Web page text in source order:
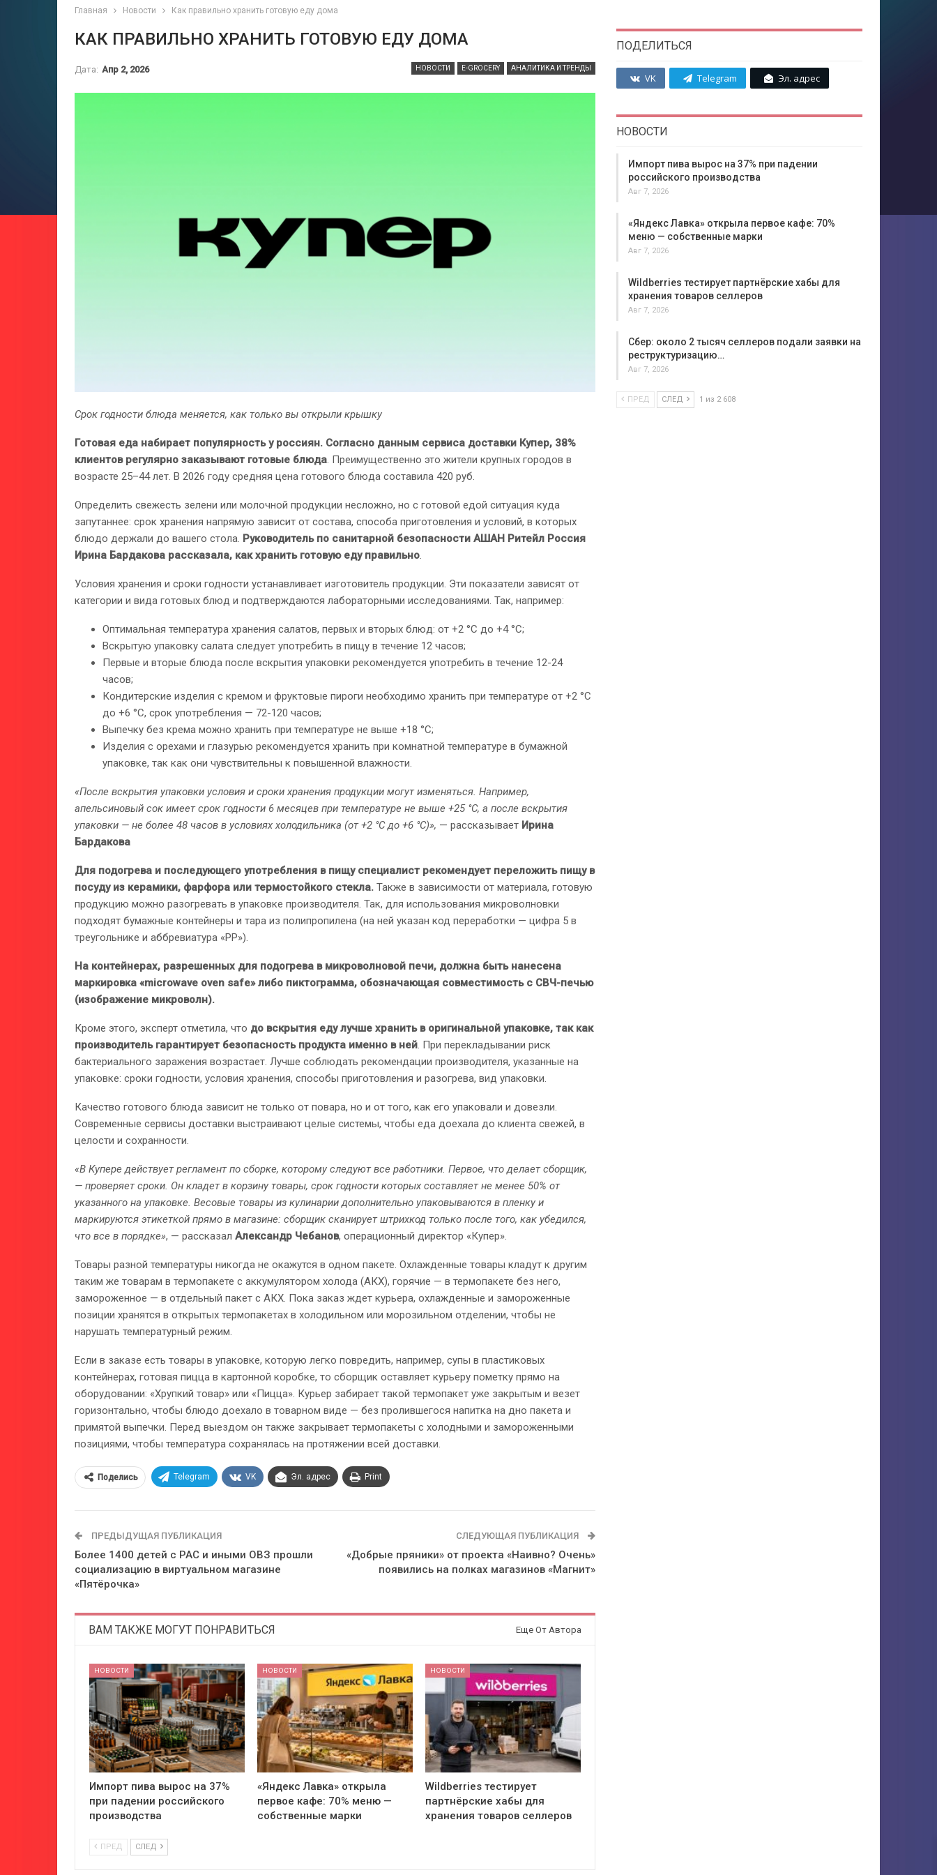
Главная Новости Как правильно хранить готовую еду дома
КАК ПРАВИЛЬНО ХРАНИТЬ ГОТОВУЮ ЕДУ ДОМА
НОВОСТИ E-GROCERY АНАЛИТИКА И ТРЕНДЫ
Дата: Апр 2, 2026
Срок годности блюда меняется, как только вы открыли крышку
Готовая еда набирает популярность у россиян. Согласно данным сервиса доставки Купер, 38%
клиентов регулярно заказывают готовые блюда. Преимущественно это жители крупных городов в
возрасте 25–44 лет. В 2026 году средняя цена готового блюда составила 420 руб.
Определить свежесть зелени или молочной продукции несложно, но с готовой едой ситуация куда
запутаннее: срок хранения напрямую зависит от состава, способа приготовления и условий, в которых
блюдо держали до вашего стола. Руководитель по санитарной безопасности АШАН Ритейл Россия
Ирина Бардакова рассказала, как хранить готовую еду правильно.
Условия хранения и сроки годности устанавливает изготовитель продукции. Эти показатели зависят от
категории и вида готовых блюд и подтверждаются лабораторными исследованиями. Так, например:
Оптимальная температура хранения салатов, первых и вторых блюд: от +2 °C до +4 °C;
Вскрытую упаковку салата следует употребить в пищу в течение 12 часов;
Первые и вторые блюда после вскрытия упаковки рекомендуется употребить в течение 12-24
часов;
Кондитерские изделия с кремом и фруктовые пироги необходимо хранить при температуре от +2 °C
до +6 °C, срок употребления — 72-120 часов;
Выпечку без крема можно хранить при температуре не выше +18 °C;
Изделия с орехами и глазурью рекомендуется хранить при комнатной температуре в бумажной
упаковке, так как они чувствительны к повышенной влажности.
«После вскрытия упаковки условия и сроки хранения продукции могут изменяться. Например,
апельсиновый сок имеет срок годности 6 месяцев при температуре не выше +25 °C, а после вскрытия
упаковки — не более 48 часов в условиях холодильника (от +2 °C до +6 °C)», — рассказывает Ирина
Бардакова
Для подогрева и последующего употребления в пищу специалист рекомендует переложить пищу в
посуду из керамики, фарфора или термостойкого стекла. Также в зависимости от материала, готовую
продукцию можно разогревать в упаковке производителя. Так, для использования микроволновки
подходят бумажные контейнеры и тара из полипропилена (на ней указан код переработки — цифра 5 в
треугольнике и аббревиатура «PP»).
На контейнерах, разрешенных для подогрева в микроволновой печи, должна быть нанесена
маркировка «microwave oven safe» либо пиктограмма, обозначающая совместимость с СВЧ-печью
(изображение микроволн).
Кроме этого, эксперт отметила, что до вскрытия еду лучше хранить в оригинальной упаковке, так как
производитель гарантирует безопасность продукта именно в ней. При перекладывании риск
бактериального заражения возрастает. Лучше соблюдать рекомендации производителя, указанные на
упаковке: сроки годности, условия хранения, способы приготовления и разогрева, вид упаковки.
Качество готового блюда зависит не только от повара, но и от того, как его упаковали и довезли.
Современные сервисы доставки выстраивают целые системы, чтобы еда доехала до клиента свежей, в
целости и сохранности.
«В Купере действует регламент по сборке, которому следуют все работники. Первое, что делает сборщик,
— проверяет сроки. Он кладет в корзину товары, срок годности которых составляет не менее 50% от
указанного на упаковке. Весовые товары из кулинарии дополнительно упаковываются в пленку и
маркируются этикеткой прямо в магазине: сборщик сканирует штрихкод только после того, как убедился,
что все в порядке», — рассказал Александр Чебанов, операционный директор «Купер».
Товары разной температуры никогда не окажутся в одном пакете. Охлажденные товары кладут к другим
таким же товарам в термопакете с аккумулятором холода (АКХ), горячие — в термопакете без него,
замороженное — в отдельный пакет с АКХ. Пока заказ ждет курьера, охлажденные и замороженные
позиции хранятся в открытых термопакетах в холодильном или морозильном отделении, чтобы не
нарушать температурный режим.
Если в заказе есть товары в упаковке, которую легко повредить, например, супы в пластиковых
контейнерах, готовая пицца в картонной коробке, то сборщик оставляет курьеру пометку прямо на
оборудовании: «Хрупкий товар» или «Пицца». Курьер забирает такой термопакет уже закрытым и везет
горизонтально, чтобы блюдо доехало в товарном виде — без пролившегося напитка на дно пакета и
примятой выпечки. Перед выездом он также закрывает термопакеты с холодными и замороженными
позициями, чтобы температура сохранялась на протяжении всей доставки.
Поделись Telegram VK Эл. адрес Print
ПРЕДЫДУЩАЯ ПУБЛИКАЦИЯ
Более 1400 детей с РАС и иными ОВЗ прошли
социализацию в виртуальном магазине
«Пятёрочка»
СЛЕДУЮЩАЯ ПУБЛИКАЦИЯ
«Добрые пряники» от проекта «Наивно? Очень»
появились на полках магазинов «Магнит»
ВАМ ТАКЖЕ МОГУТ ПОНРАВИТЬСЯ Еще От Автора
НОВОСТИ
Импорт пива вырос на 37%
при падении российского
производства
НОВОСТИ
«Яндекс Лавка» открыла
первое кафе: 70% меню —
собственные марки
НОВОСТИ
Wildberries тестирует
партнёрские хабы для
хранения товаров селлеров
ПРЕД СЛЕД
ПОДЕЛИТЬСЯ
VK Telegram Эл. адрес
НОВОСТИ
Импорт пива вырос на 37% при падении
российского производства
Авг 7, 2026
«Яндекс Лавка» открыла первое кафе: 70%
меню — собственные марки
Авг 7, 2026
Wildberries тестирует партнёрские хабы для
хранения товаров селлеров
Авг 7, 2026
Сбер: около 2 тысяч селлеров подали заявки на
реструктуризацию…
Авг 7, 2026
ПРЕД СЛЕД 1 из 2 608